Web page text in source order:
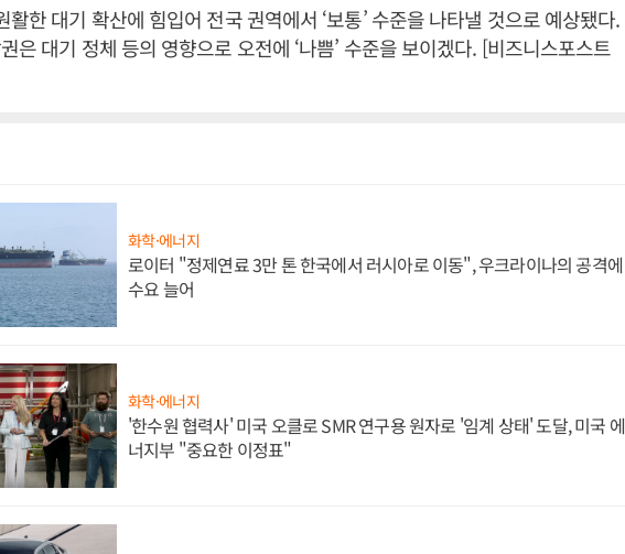
활한 대기 확산에 힘입어 전국 권역에서 ‘보통’ 수준을 나타낼 것으로 예상됐다.
은 대기 정체 등의 영향으로 오전에 ‘나쁨’ 수준을 보이겠다. [비즈니스포스트
화학·에너지
로이터 "정제연료 3만 톤 한국에서 러시아로 이동", 우크라이나의 공격에
수요 늘어
화학·에너지
'한수원 협력사' 미국 오클로 SMR 연구용 원자로 '임계 상태' 도달, 미국 에
너지부 "중요한 이정표"